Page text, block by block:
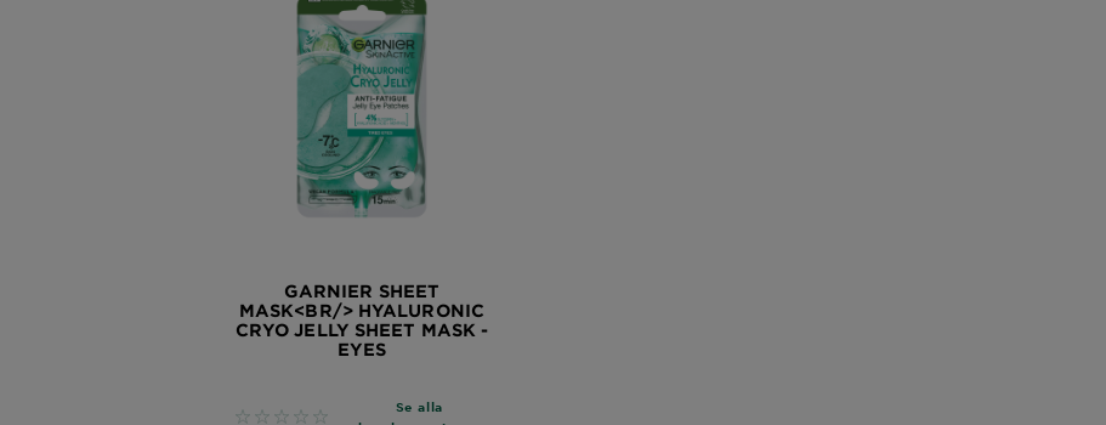
GARNIER SHEET
MASK<BR/> HYALURONIC
CRYO JELLY SHEET MASK -
EYES
No reviews
Se alla